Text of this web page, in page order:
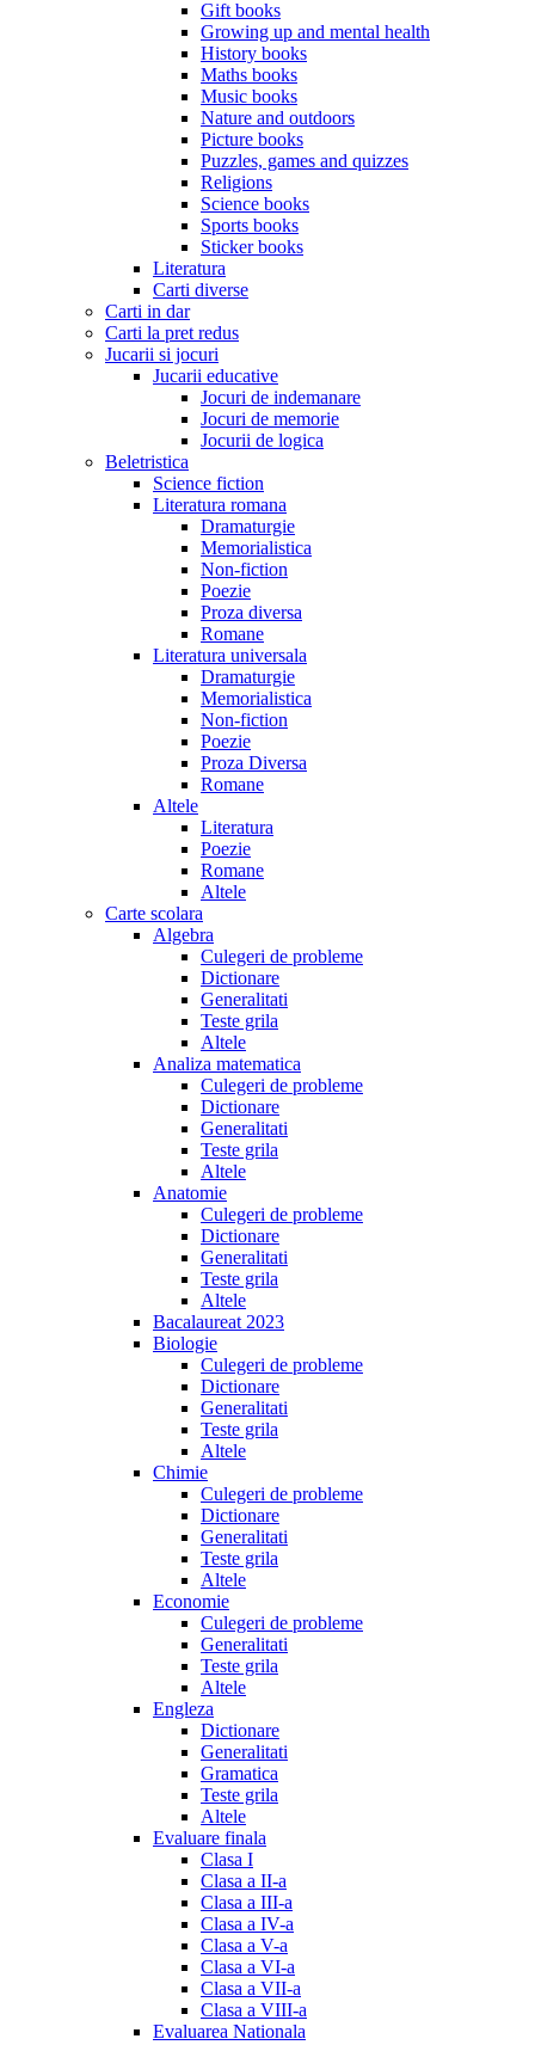
Gift books
Growing up and mental health
History books
Maths books
Music books
Nature and outdoors
Picture books
Puzzles, games and quizzes
Religions
Science books
Sports books
Sticker books
Literatura
Carti diverse
Carti in dar
Carti la pret redus
Jucarii si jocuri
Jucarii educative
Jocuri de indemanare
Jocuri de memorie
Jocurii de logica
Beletristica
Science fiction
Literatura romana
Dramaturgie
Memorialistica
Non-fiction
Poezie
Proza diversa
Romane
Literatura universala
Dramaturgie
Memorialistica
Non-fiction
Poezie
Proza Diversa
Romane
Altele
Literatura
Poezie
Romane
Altele
Carte scolara
Algebra
Culegeri de probleme
Dictionare
Generalitati
Teste grila
Altele
Analiza matematica
Culegeri de probleme
Dictionare
Generalitati
Teste grila
Altele
Anatomie
Culegeri de probleme
Dictionare
Generalitati
Teste grila
Altele
Bacalaureat 2023
Biologie
Culegeri de probleme
Dictionare
Generalitati
Teste grila
Altele
Chimie
Culegeri de probleme
Dictionare
Generalitati
Teste grila
Altele
Economie
Culegeri de probleme
Generalitati
Teste grila
Altele
Engleza
Dictionare
Generalitati
Gramatica
Teste grila
Altele
Evaluare finala
Clasa I
Clasa a II-a
Clasa a III-a
Clasa a IV-a
Clasa a V-a
Clasa a VI-a
Clasa a VII-a
Clasa a VIII-a
Evaluarea Nationala